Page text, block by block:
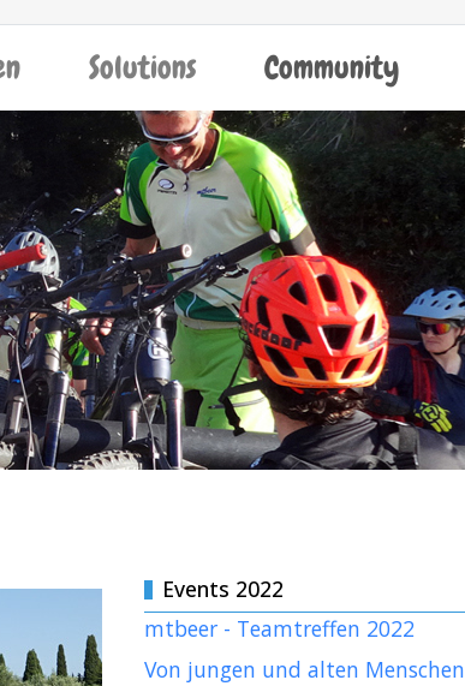
Solutions Community
Events 2022
mtbeer - Teamtreffen 2022
Von jungen und alten Menschen